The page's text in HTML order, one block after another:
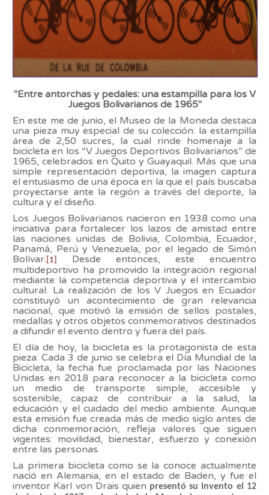
"Entre antorchas y pedales: una estampilla para los V
Juegos Bolivarianos de 1965"
En este me de junio, el Museo de la Moneda destaca
una pieza muy especial de su colección: la estampilla
área de 2,50 sucres, la cual rinde homenaje a la
bicicleta en los “V Juegos Deportivos Bolivarianos” de
1965, celebrados en Quito y Guayaquil. Más que una
simple representación deportiva, la imagen captura
el entusiasmo de una época en la que el país buscaba
proyectarse ante la región a través del deporte, la
cultura y el diseño.
Los Juegos Bolivarianos nacieron en 1938 como una
iniciativa para fortalecer los lazos de amistad entre
las naciones unidas de Bolivia, Colombia, Ecuador,
Panamá, Perú y Venezuela, por el legado de Simón
Bolívar. [1]
Desde entonces, este encuentro
multideportivo ha promovido la integración regional
mediante la competencia deportiva y el intercambio
cultural. La realización de los V Juegos en Ecuador
constituyó un acontecimiento de gran relevancia
nacional, que motivó la emisión de sellos postales,
medallas y otros objetos conmemorativos destinados
a difundir el evento dentro y fuera del país.
El día de hoy, la bicicleta es la protagonista de esta
pieza. Cada 3 de junio se celebra el Día Mundial de la
Bicicleta, la fecha fue proclamada por las Naciones
Unidas en 2018 para reconocer a la bicicleta como
un medio de transporte simple, accesible y
sostenible, capaz de contribuir a la salud, la
educación y el cuidado del medio ambiente. Aunque
esta emisión fue creada más de medio siglo antes de
dicha conmemoración, refleja valores que siguen
vigentes: movilidad, bienestar, esfuerzo y conexión
entre las personas.
La primera bicicleta como se la conoce actualmente
nació en Alemania, en el estado de Baden, y fue el
inventor Karl von Drais quien presentó su invento el 12